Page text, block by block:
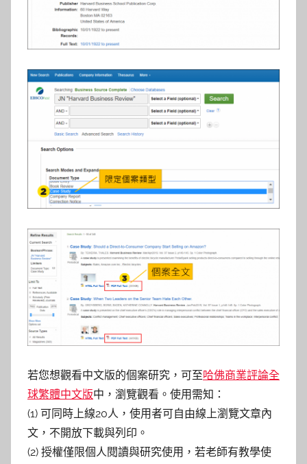
若您想觀看中文版的個案研究，可至哈佛商業評論全
球繁體中文版中，瀏覽觀看。使用需知：
(1) 可同時上線20人，使用者可自由線上瀏覽文章內
文，不開放下載與列印。
(2) 授權僅限個人閱讀與研究使用，若老師有教學使